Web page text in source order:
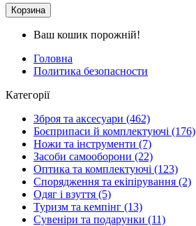
Корзина
Ваш кошик порожній!
Головна
Политика безопасности
Категорії
Зброя та аксесуари (462)
Боєприпаси й комплектуючі (176)
Ножи та інструменти (7)
Засоби самооборони (22)
Оптика та комплектуючі (123)
Спорядження та екіпірування (2)
Одяг і взуття (5)
Туризм та кемпінг (13)
Сувеніри та подарунки (11)